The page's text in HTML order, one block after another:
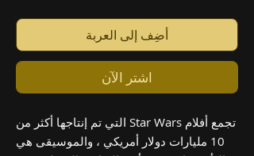
أضِف إلى العربة
اشترِ الآن
تجمع أفلام Star Wars التي تم إنتاجها أكثر من
10 مليارات دولار أمريكي ، والموسيقى هي